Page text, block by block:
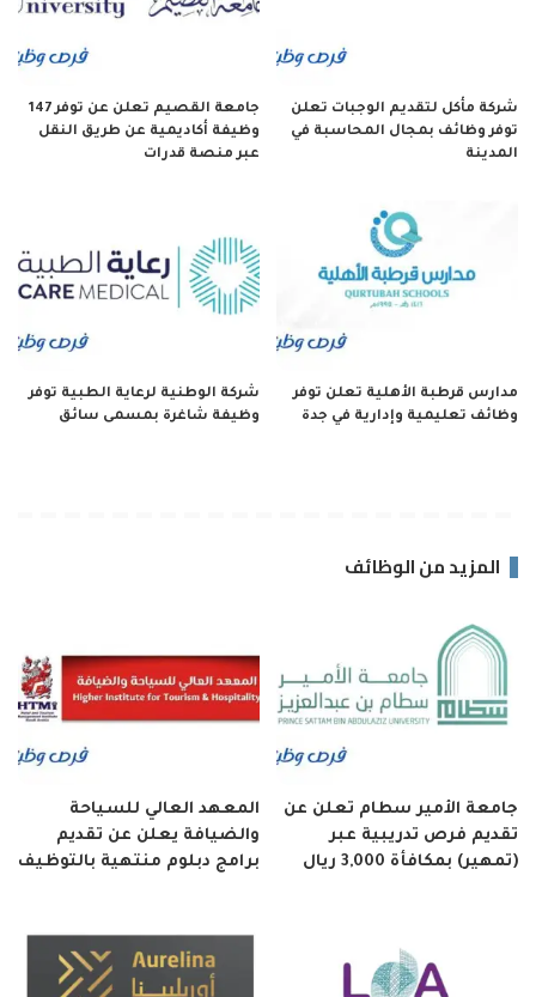
شركة مأكل لتقديم الوجبات تعلن
توفر وظائف بمجال المحاسبة في
المدينة
جامعة القصيم تعلن عن توفر 147
وظيفة أكاديمية عن طريق النقل
عبر منصة قدرات
مدارس قرطبة الأهلية تعلن توفر
وظائف تعليمية وإدارية في جدة
شركة الوطنية لرعاية الطبية توفر
وظيفة شاغرة بمسمى سائق
المزيد من الوظائف
جامعة الأمير سطام تعلن عن
تقديم فرص تدريبية عبر
(تمهير) بمكافأة 3,000 ريال
المعهد العالي للسياحة
والضيافة يعلن عن تقديم
برامج دبلوم منتهية بالتوظيف